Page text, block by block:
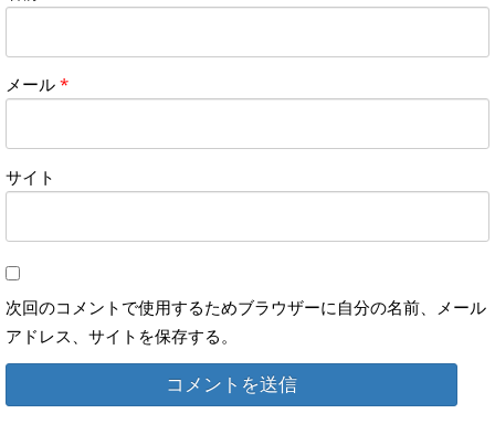
メール *
サイト
次回のコメントで使用するためブラウザーに自分の名前、メール
アドレス、サイトを保存する。